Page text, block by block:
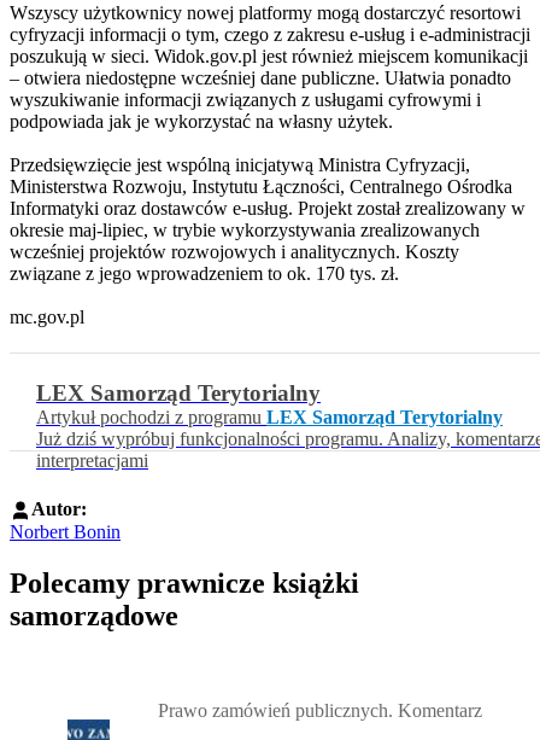
Wszyscy użytkownicy nowej platformy mogą dostarczyć resortowi
cyfryzacji informacji o tym, czego z zakresu e-usług i e-administracji
poszukują w sieci. Widok.gov.pl jest również miejscem komunikacji
– otwiera niedostępne wcześniej dane publiczne. Ułatwia ponadto
wyszukiwanie informacji związanych z usługami cyfrowymi i
podpowiada jak je wykorzystać na własny użytek.
Przedsięwzięcie jest wspólną inicjatywą Ministra Cyfryzacji,
Ministerstwa Rozwoju, Instytutu Łączności, Centralnego Ośrodka
Informatyki oraz dostawców e-usług. Projekt został zrealizowany w
okresie maj-lipiec, w trybie wykorzystywania zrealizowanych
wcześniej projektów rozwojowych i analitycznych. Koszty
związane z jego wprowadzeniem to ok. 170 tys. zł.
mc.gov.pl
LEX Samorząd Terytorialny
Artykuł pochodzi z programu LEX Samorząd Terytorialny
Już dziś wypróbuj funkcjonalności programu. Analizy,
interpretacjami
Autor:
Norbert Bonin
Polecamy prawnicze książki
samorządowe
Prawo zamówień publicznych. Komentarz